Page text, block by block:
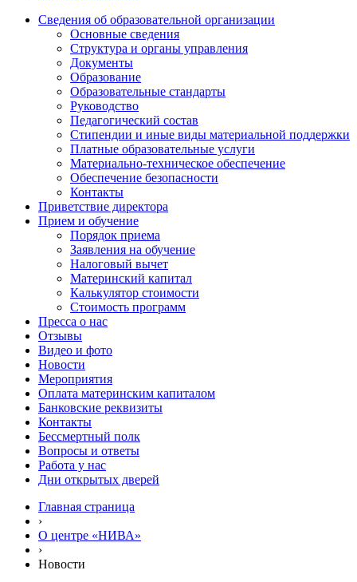
Сведения об образовательной организации
Основные сведения
Структура и органы управления
Документы
Образование
Образовательные стандарты
Руководство
Педагогический состав
Стипендии и иные виды материальной поддержки
Платные образовательные услуги
Материально-техническое обеспечение
Обеспечение безопасности
Контакты
Приветствие директора
Прием и обучение
Порядок приема
Заявления на обучение
Налоговый вычет
Материнский капитал
Калькулятор стоимости
Стоимость программ
Пресса о нас
Отзывы
Видео и фото
Новости
Мероприятия
Оплата материнским капиталом
Банковские реквизиты
Контакты
Бессмертный полк
Вопросы и ответы
Работа у нас
Дни открытых дверей
Главная страница
›
О центре «НИВА»
›
Новости